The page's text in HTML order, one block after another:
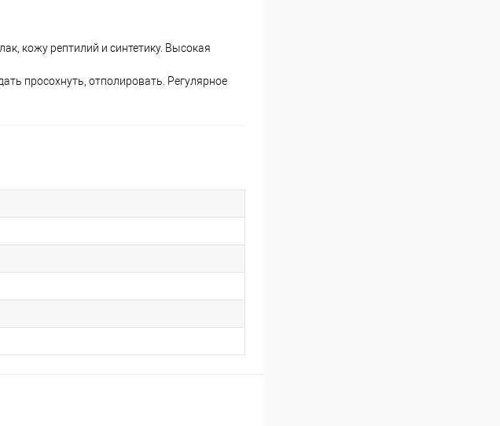
кожу рептилий и синтетику. Высокая
просохнуть, отполировать. Регулярное